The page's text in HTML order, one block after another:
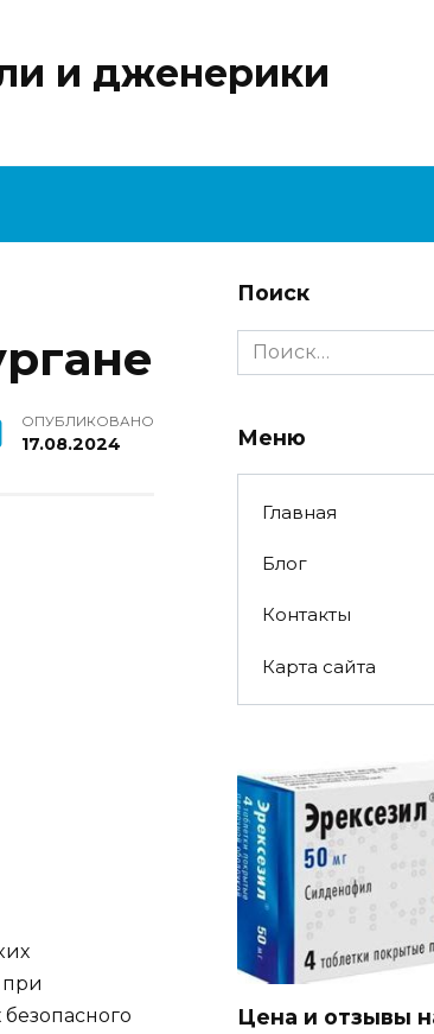
и дженерики
ОПУБЛИКОВАНО
17.08.2024
при
Поиск
Search
for:
Меню
Главная
Блог
Контакты
Карта сайта
Цена и отзывы